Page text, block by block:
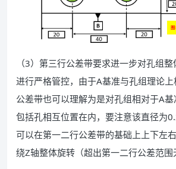
（3）第三行公差带要求进一步对孔组
进行严格管控，由于A基准与孔组理论
公差带也可以理解为是对孔组相对于A基
包括孔相互位置在内，要注意该直径为
可以在第一二行公差带的基础上上下左
绕Z轴整体旋转（超出第一二行公差范围